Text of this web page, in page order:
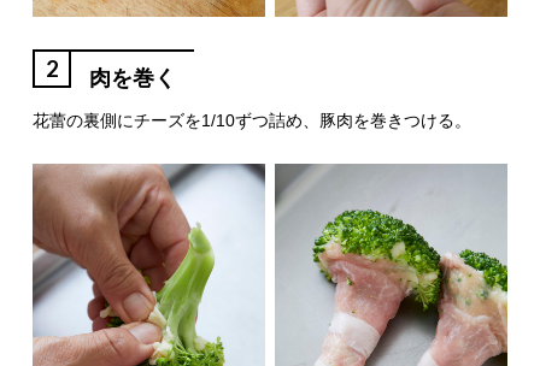
2 肉を巻く
花蕾の裏側にチーズを1/10ずつ詰め、豚肉を巻きつける。